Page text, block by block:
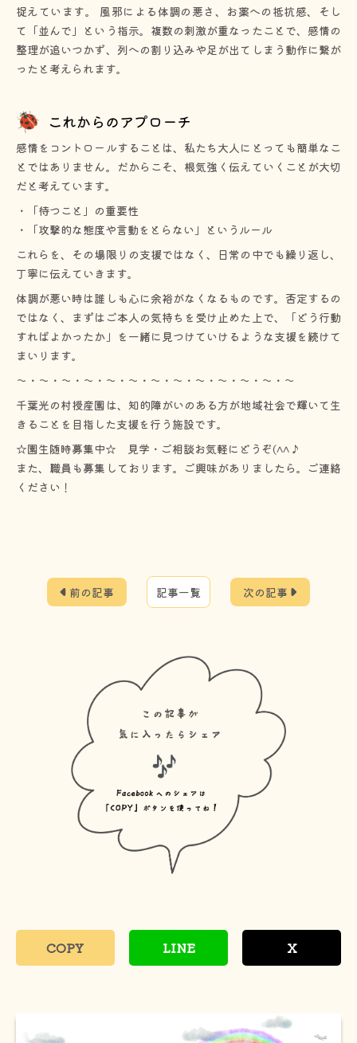
捉えています。 風邪による体調の悪さ、お薬への抵抗感、そし
て「並んで」という指示。複数の刺激が重なったことで、感情の
整理が追いつかず、列への割り込みや足が出てしまう動作に繋が
ったと考えられます。
これからのアプローチ
感情をコントロールすることは、私たち大人にとっても簡単なこ
とではありません。だからこそ、根気強く伝えていくことが大切
だと考えています。
・「待つこと」の重要性
・「攻撃的な態度や言動をとらない」というルール
これらを、その場限りの支援ではなく、日常の中でも繰り返し、
丁寧に伝えていきます。
体調が悪い時は誰しも心に余裕がなくなるものです。否定するの
ではなく、まずはご本人の気持ちを受け止めた上で、「どう行動
すればよかったか」を一緒に見つけていけるような支援を続けて
まいります。
～・～・～・～・～・～・～・～・～・～・～・～・～
千葉光の村授産園は、知的障がいのある方が地域社会で輝いて生
きることを目指した支援を行う施設です。
☆園生随時募集中☆ 見学・ご相談お気軽にどうぞ(^^♪
また、職員も募集しております。ご興味がありましたら。ご連絡
ください！
前の記事 記事一覧 次の記事
COPY LINE X